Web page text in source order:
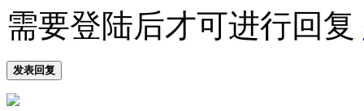
需要登陆后才可进行回复
发表回复